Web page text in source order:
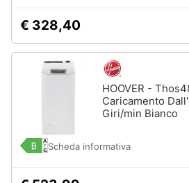
€ 328,40
HOOVER -
Caricamento
Giri/min Bianco
Scheda informativa